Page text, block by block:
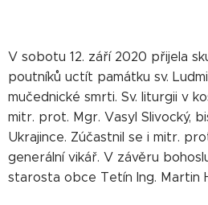
V sobotu 12. září 2020 přijela
poutníků uctít památku sv.
mučednické smrti. Sv. liturgii v
mitr. prot. Mgr. Vasyl Slivocký,
Ukrajince. Zúčastnil se i mitr.
generální vikář. V závěru
starosta obce Tetín Ing. Martin